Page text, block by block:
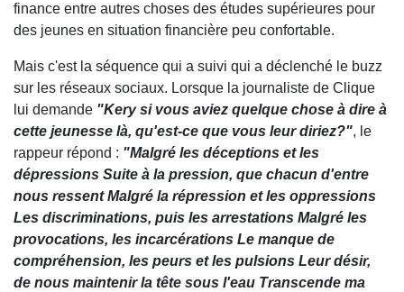
finance entre autres choses des études supérieures pour
des jeunes en situation financière peu confortable.
Mais c'est la séquence qui a suivi qui a déclenché le buzz
sur les réseaux sociaux. Lorsque la journaliste de Clique
lui demande "Kery si vous aviez quelque chose à dire à
cette jeunesse là, qu'est-ce que vous leur diriez?", le
rappeur répond : "Malgré les déceptions et les
dépressions Suite à la pression, que chacun d'entre
nous ressent Malgré la répression et les oppressions
Les discriminations, puis les arrestations Malgré les
provocations, les incarcérations Le manque de
compréhension, les peurs et les pulsions Leur désir,
de nous maintenir la tête sous l'eau Transcende ma